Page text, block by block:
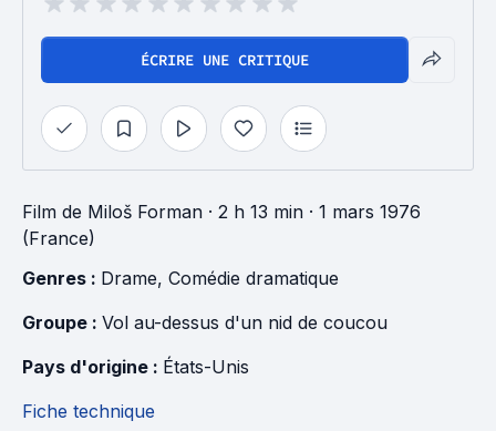
ÉCRIRE UNE CRITIQUE
Film de Miloš Forman · 2 h 13 min · 1 mars 1976
(France)
Genres : Drame, Comédie dramatique
Groupe : Vol au-dessus d'un nid de coucou
Pays d'origine : États-Unis
Fiche technique